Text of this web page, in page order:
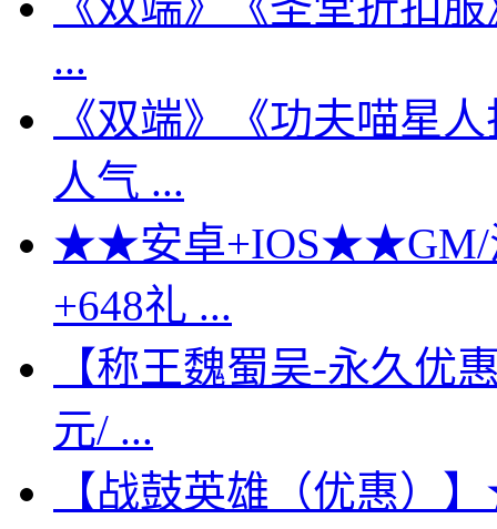
...
《双端》《功夫喵星
人气 ...
★★安卓+IOS★★GM/
+648礼 ...
【称王魏蜀吴-永久优
元/ ...
【战鼓英雄（优惠）